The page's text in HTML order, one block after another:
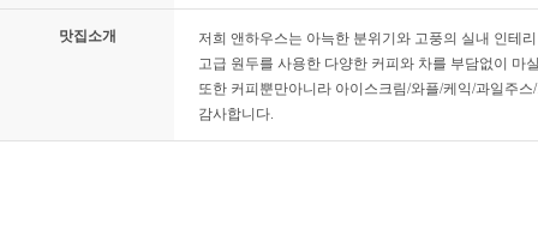
맛집소개
저희 앤하우스는 아늑한 분위기와 고풍의 실내 인테
고급 원두를 사용한 다양한 커피와 차를 부담없이 마
또한 커피뿐만아니라 아이스크림/와플/케익/과일주
감사합니다.